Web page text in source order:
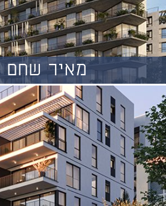
מאיר שחם 1/3